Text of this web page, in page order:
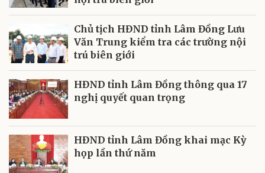
Chủ tịch HĐND tỉnh Lâm Đồng Lưu
Văn Trung kiểm tra các trường nội
trú biên giới
HĐND tỉnh Lâm Đồng thông qua 17
nghị quyết quan trọng
HĐND tỉnh Lâm Đồng khai mạc Kỳ
họp lần thứ năm